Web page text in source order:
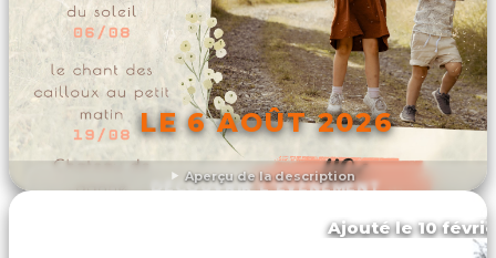
Aperçu de la description
LE 6 AOÛT 2026
DÉCOUVRIR L'ÉVÉNEMENT
Ajouté le 10